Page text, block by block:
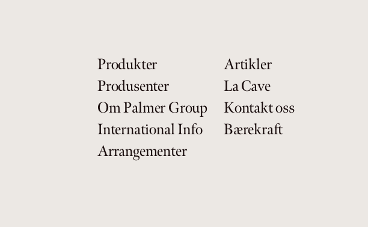
Produkter
Produsenter
Om Palmer Group
International Info
Arrangementer
Artikler
La Cave
Kontakt oss
Bærekraft